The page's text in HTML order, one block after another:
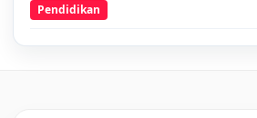
Pendidikan